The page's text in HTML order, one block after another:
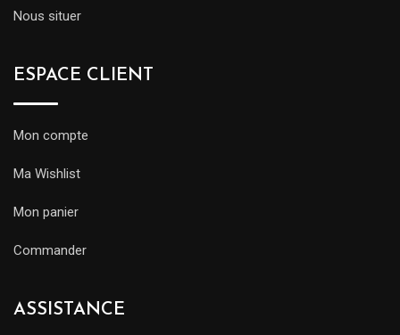
Nous situer
ESPACE CLIENT
Mon compte
Ma Wishlist
Mon panier
Commander
ASSISTANCE